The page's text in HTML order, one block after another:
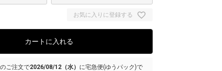
お気に入りに登録する
カートに入れる
ご注文で2026/08/12（水） に宅急便(ゆうパック)で